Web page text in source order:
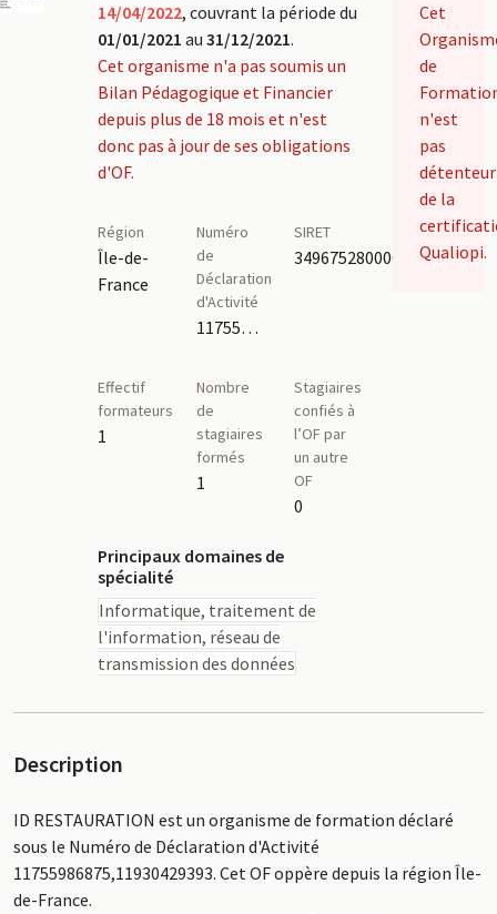
14/04/2022, couvrant la période du
01/01/2021 au 31/12/2021.
Cet organisme n'a pas soumis un
Bilan Pédagogique et Financier
depuis plus de 18 mois et n'est
donc pas à jour de ses obligations
d'OF.
Région
Île-de-
France
Numéro
de
Déclaration
d'Activité
11755986875,11930429393
SIRET
34967528000078
Effectif
formateurs
1
Nombre
de
stagiaires
formés
1
Stagiaires
confiés à
l’OF par
un autre
OF
0
Principaux domaines de
spécialité
Informatique, traitement de
l'information, réseau de
transmission des données
Cet
de
n'est
pas
détenteur
de la
Qualiopi.
Description
ID RESTAURATION est un organisme de formation déclaré
sous le Numéro de Déclaration d'Activité
11755986875,11930429393. Cet OF oppère depuis la région Île-
de-France.